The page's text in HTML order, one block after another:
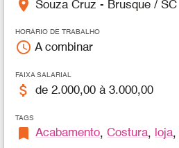
place Souza Cruz - Brusque / SC
HORÁRIO DE TRABALHO
access_time A combinar
FAIXA SALARIAL
attach_money de 2.000,00 à 3.000,00
TAGS
bookmark Acabamento,Costura, loja